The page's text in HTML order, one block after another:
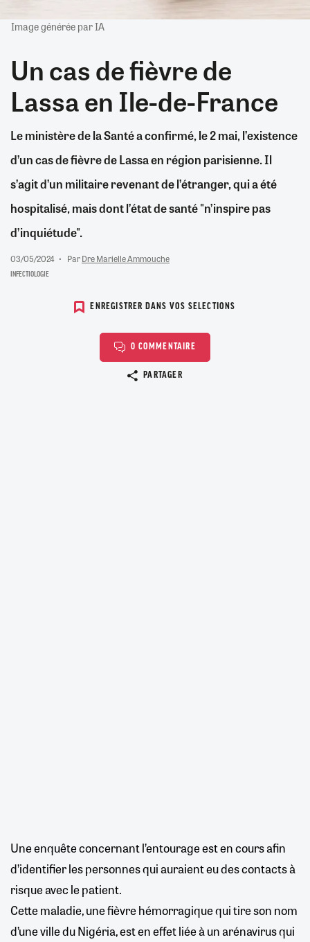
Image générée par IA
Un cas de fièvre de
Lassa en Ile-de-France
Le ministère de la Santé a confirmé, le 2 mai, l’existence
d’un cas de fièvre de Lassa en région parisienne. Il
s’agit d’un militaire revenant de l’étranger, qui a été
hospitalisé, mais dont l’état de santé "n’inspire pas
d’inquiétude".
03/05/2024 ParDre Marielle Ammouche
INFECTIOLOGIE
ENREGISTRER DANS VOS SELECTIONS
0 COMMENTAIRE
PARTAGER
Une enquête concernant l’entourage est en cours afin
d’identifier les personnes qui auraient eu des contacts à
risque avec le patient.
Cette maladie, une fièvre hémorragique qui tire son nom
d’une ville du Nigéria, est en effet liée à un arénavirus qui